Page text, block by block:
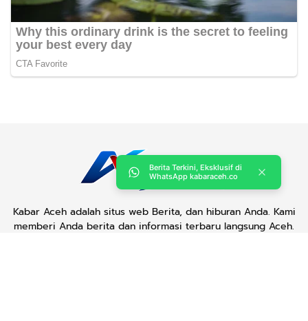
Kabar Aceh adalah situs web Berita, dan hiburan Anda. Kami
memberi Anda berita dan informasi terbaru langsung Aceh.
Berita Terkini, Eksklusif di
WhatsApp kabaraceh.co